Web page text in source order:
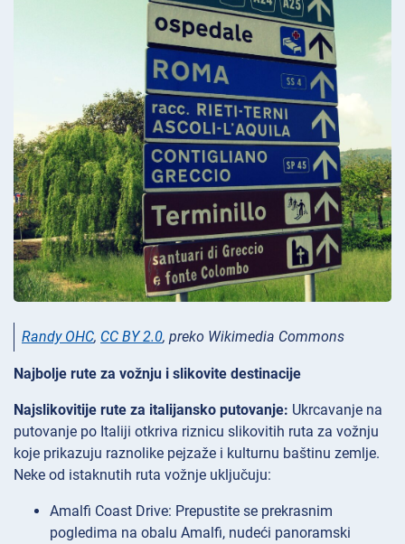
Randy OHC, CC BY 2.0, preko Wikimedia Commons
Najbolje rute za vožnju i slikovite destinacije
Najslikovitije rute za italijansko putovanje: Ukrcavanje na
putovanje po Italiji otkriva riznicu slikovitih ruta za vožnju
koje prikazuju raznolike pejzaže i kulturnu baštinu zemlje.
Neke od istaknutih ruta vožnje uključuju:
Amalfi Coast Drive: Prepustite se prekrasnim
pogledima na obalu Amalfi, nudeći panoramski